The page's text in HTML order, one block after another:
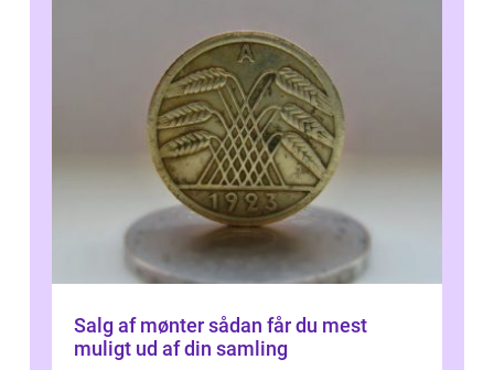
Salg af mønter sådan får du mest
muligt ud af din samling